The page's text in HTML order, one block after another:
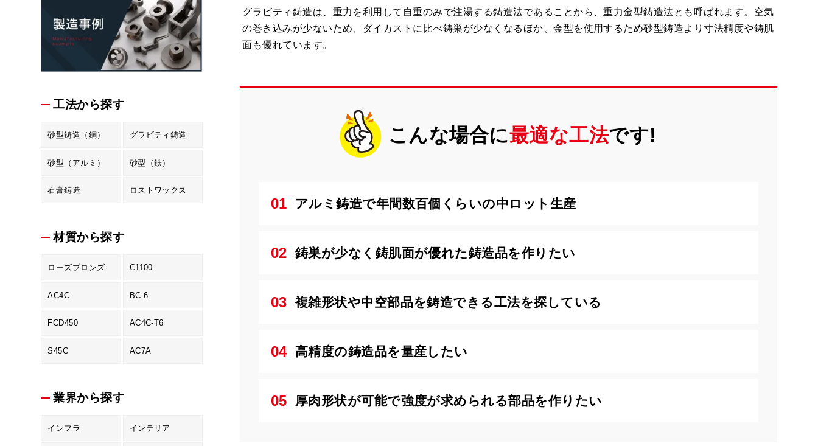
グラビティ鋳造は、重力を利用して自重のみで注湯する鋳造法であることから、重力金型鋳造法とも呼ばれます。空気
の巻き込みが少ないため、ダイカストに比べ鋳巣が少なくなるほか、金型を使用するため砂型鋳造より寸法精度や鋳肌
面も優れています。
こんな場合に最適な工法です!
アルミ鋳造で年間数百個くらいの中ロット生産
鋳巣が少なく鋳肌面が優れた鋳造品を作りたい
複雑形状や中空部品を鋳造できる工法を探している
高精度の鋳造品を量産したい
厚肉形状が可能で強度が求められる部品を作りたい
工法から探す
砂型鋳造（銅） グラビティ鋳造
砂型（アルミ） 砂型（鉄）
石膏鋳造 ロストワックス
材質から探す
ローズブロンズ C1100
AC4C BC-6
FCD450 AC4C-T6
S45C AC7A
業界から探す
インフラ インテリア